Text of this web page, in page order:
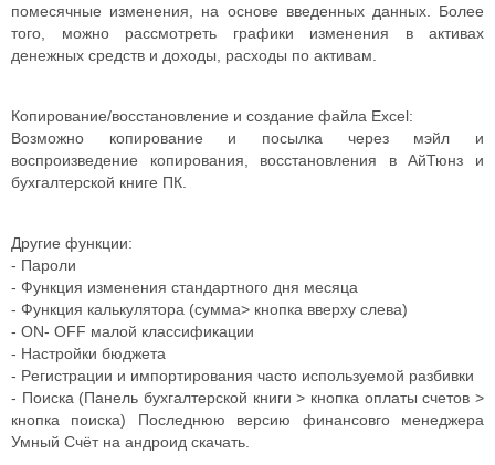
помесячные изменения, на основе введенных данных. Более
того, можно рассмотреть графики изменения в активах
денежных средств и доходы, расходы по активам.
Копирование/восстановление и создание файла Excel:
Возможно копирование и посылка через мэйл и
воспроизведение копирования, восстановления в АйТюнз и
бухгалтерской книге ПК.
Другие функции:
- Пароли
- Функция изменения стандартного дня месяца
- Функция калькулятора (сумма> кнопка вверху слева)
- ON- OFF малой классификации
- Hастройки бюджета
- Pегистрации и импортирования часто используемой разбивки
- Поиска (Панель бухгалтерской книги > кнопка оплаты счетов >
кнопка поиска) Последнюю версию финансовго менеджера
Умный Счёт на андроид скачать.